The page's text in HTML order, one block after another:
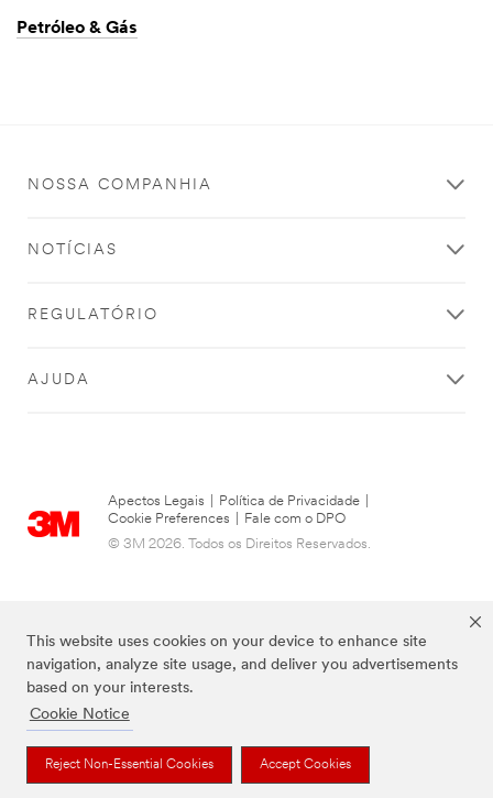
This website uses cookies on your device to enhance site
navigation, analyze site usage, and deliver you advertisements
based on your interests.
Cookie Notice
Reject Non-Essential Cookies Accept Cookies
Petróleo & Gás
NOSSA COMPANHIA
NOTÍCIAS
REGULATÓRIO
AJUDA
Apectos Legais Política de Privacidade
Cookie Preferences
Fale com o DPO
© 3M 2026. Todos os Direitos Reservados.
As marcas listadas a cima são marcas comerciais da 3M.